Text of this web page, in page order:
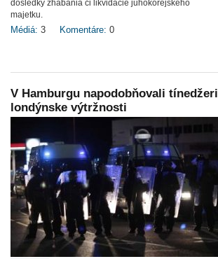
dôsledky zhabania či likvidácie juhokórejského
majetku.
Médiá: 3 Komentáre: 0
V Hamburgu napodobňovali tínedžeri
londýnske výtržnosti